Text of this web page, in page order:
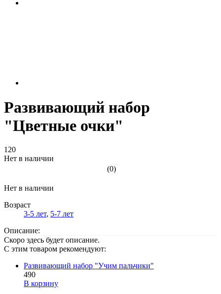
Развивающий набор
"Цветные очки"
120
Нет в наличии
(0)
Нет в наличии
Возраст
3-5 лет, 5-7 лет
Описание:
Скоро здесь будет описание.
С этим товаром рекомендуют:
Развивающий набор "Учим пальчики"
490
В корзину